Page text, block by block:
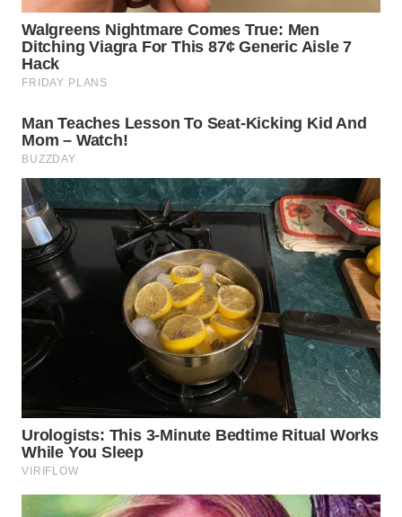
WN
KARAWANG
WN
WN
BOGOR
WN
DEPOK
WN
TAPANULI
UTARA
SAMOSIR
WN
PADANG
LAWAS